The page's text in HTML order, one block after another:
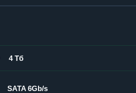
4 Тб
SATA 6Gb/s